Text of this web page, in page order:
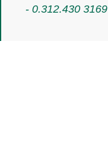
- 0.312.430 3169